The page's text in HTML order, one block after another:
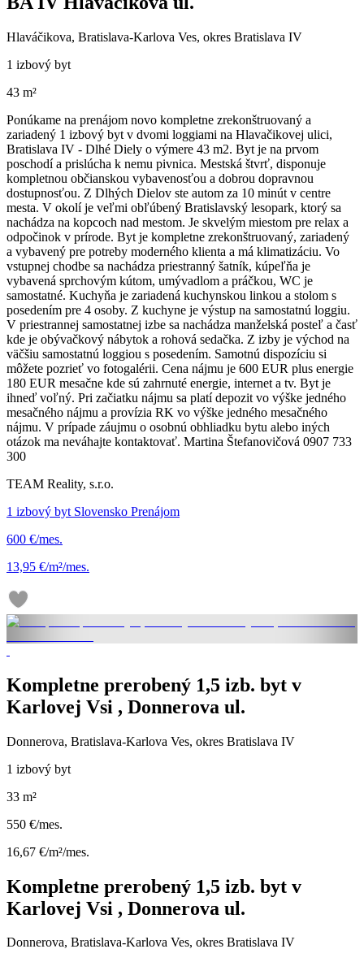
Hlaváčikova, Bratislava-Karlova Ves, okres Bratislava IV
1 izbový byt
43 m²
Ponúkame na prenájom novo kompletne zrekonštruovaný a
zariadený 1 izbový byt v dvomi loggiami na Hlavačikovej ulici,
Bratislava IV - Dlhé Diely o výmere 43 m2. Byt je na prvom
poschodí a prislúcha k nemu pivnica. Mestská štvrť, disponuje
kompletnou občianskou vybavenosťou a dobrou dopravnou
dostupnosťou. Z Dlhých Dielov ste autom za 10 minút v centre
mesta. V okolí je veľmi obľúbený Bratislavský lesopark, ktorý sa
nachádza na kopcoch nad mestom. Je skvelým miestom pre relax a
odpočinok v prírode. Byt je kompletne zrekonštruovaný, zariadený
a vybavený pre potreby moderného klienta a má klimatizáciu. Vo
vstupnej chodbe sa nachádza priestranný šatník, kúpeľňa je
vybavená sprchovým kútom, umývadlom a práčkou, WC je
samostatné. Kuchyňa je zariadená kuchynskou linkou a stolom s
posedením pre 4 osoby. Z kuchyne je výstup na samostatnú loggiu.
V priestrannej samostatnej izbe sa nachádza manželská posteľ a časť
kde je obývačkový nábytok a rohová sedačka. Z izby je východ na
väčšiu samostatnú loggiou s posedením. Samotnú dispozíciu si
môžete pozrieť vo fotogalérii. Cena nájmu je 600 EUR plus energie
180 EUR mesačne kde sú zahrnuté energie, internet a tv. Byt je
ihneď voľný. Pri začiatku nájmu sa platí depozit vo výške jedného
mesačného nájmu a provízia RK vo výške jedného mesačného
nájmu. V prípade záujmu o osobnú obhliadku bytu alebo iných
otázok ma neváhajte kontaktovať. Martina Štefanovičová 0907 733
300
TEAM Reality, s.r.o.
1 izbový byt Slovensko Prenájom
600 €/mes.
13,95 €/m²/mes.
Kompletne prerobený 1,5 izb. byt v
Karlovej Vsi , Donnerova ul.
Donnerova, Bratislava-Karlova Ves, okres Bratislava IV
1 izbový byt
33 m²
550 €/mes.
16,67 €/m²/mes.
Kompletne prerobený 1,5 izb. byt v
Karlovej Vsi , Donnerova ul.
Donnerova, Bratislava-Karlova Ves, okres Bratislava IV